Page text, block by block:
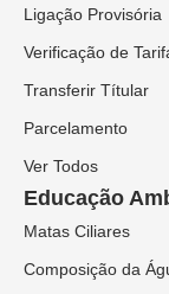
Ligação Provisória
Verificação de
Transferir Títular
Parcelamento
Ver Todos
Educação
Matas Ciliares
Composição da